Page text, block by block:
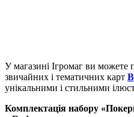
У магазині Ігромаг ви можете
звичайних і тематичних карт
унікальними і стильними
Комплектація набору